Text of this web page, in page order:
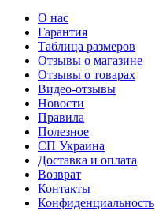
О нас
Гарантия
Таблица размеров
Отзывы о магазине
Отзывы о товарах
Видео-отзывы
Новости
Правила
Полезное
СП Украина
Доставка и оплата
Возврат
Контакты
Конфиденциальность